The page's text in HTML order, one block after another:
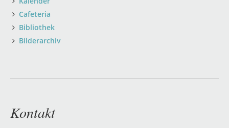
Cafeteria
Bibliothek
Bilderarchiv
Kontakt